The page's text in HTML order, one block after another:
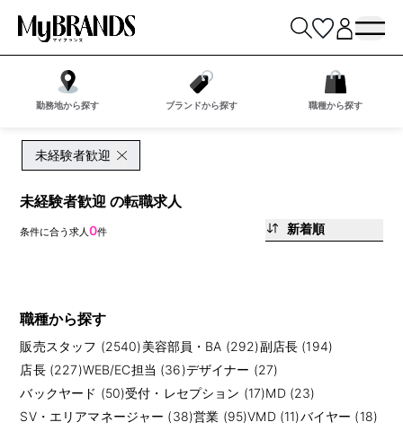
勤務地から探す ブランドから探す 職種から探す
未経験者歓迎
未経験者歓迎 の転職求人
条件に合う求人0件 新着順
職種から探す
販売スタッフ (2540)美容部員・BA (292)副店長 (194)
店長 (227)WEB/EC担当 (36)デザイナー (27)
バックヤード (50)受付・レセプション (17)MD (23)
SV・エリアマネージャー (38)営業 (95)VMD (11)バイヤー (18)